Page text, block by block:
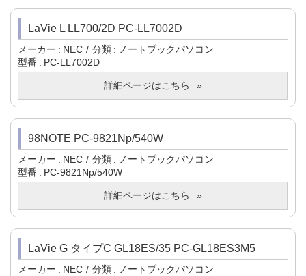
LaVie L LL700/2D PC-LL7002D
メーカー NEC 分類
ノートブックパソコン
型番
PC-LL7002D
詳細ページはこちら
98NOTE PC-9821Np/540W
メーカー NEC 分類
ノートブックパソコン
型番
PC-9821Np/540W
詳細ページはこちら
LaVie G タイプC GL18ES/35 PC-GL18ES3M5
メーカー NEC 分類
ノートブックパソコン